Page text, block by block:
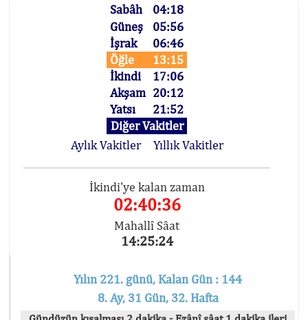
Sabâh
04:18
Güneş
05:56
İşrak
06:46
Öğle
13:15
İkindi
17:06
Akşam 20:12
Yatsı
21:52
Diğer Vakitler
Aylık Vakitler
Yıllık Vakitler
İkindi'ye kalan zaman
02:40:35
Mahallî Sâat
14:25:25
Yılın 221. günü, Kalan Gün : 144
8. Ay, 31 Gün, 32. Hafta